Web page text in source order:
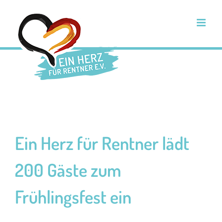
springen
Ein Herz für Rentner lädt
200 Gäste zum
Frühlingsfest ein